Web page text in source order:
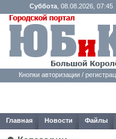
Суббота, 08.08.2026, 07:45
Кнопки авторизации /
Главная Новости Файлы